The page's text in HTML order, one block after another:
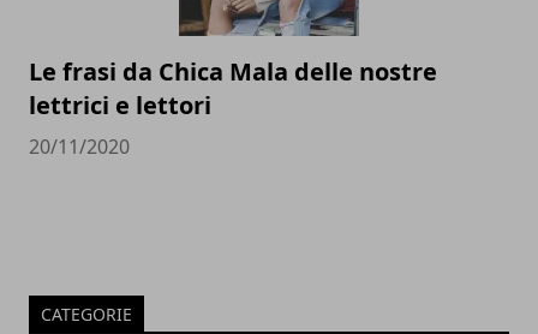
Le frasi da Chica Mala delle nostre
lettrici e lettori
20/11/2020
CATEGORIE